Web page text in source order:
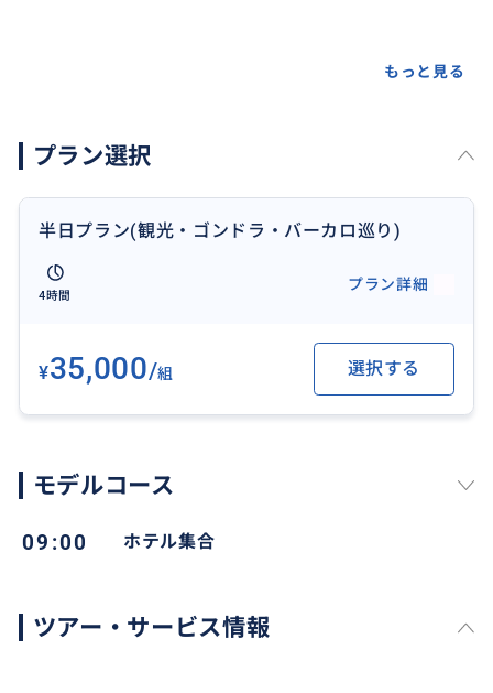
もっと見る
プラン選択
半日プラン(観光・ゴンドラ・バーカロ巡り)
4時間
プラン詳細
¥35,000/組 選択する
モデルコース
09:00 ホテル集合
ツアー・サービス情報